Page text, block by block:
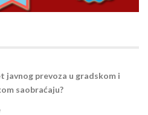
prevoza u gradskom i
saobraćaju?